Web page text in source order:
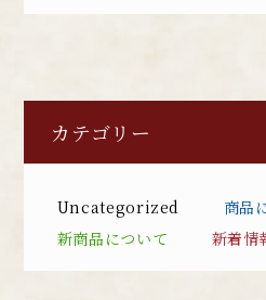
カテゴリー
Uncategorized
商品
新商品について
新着情